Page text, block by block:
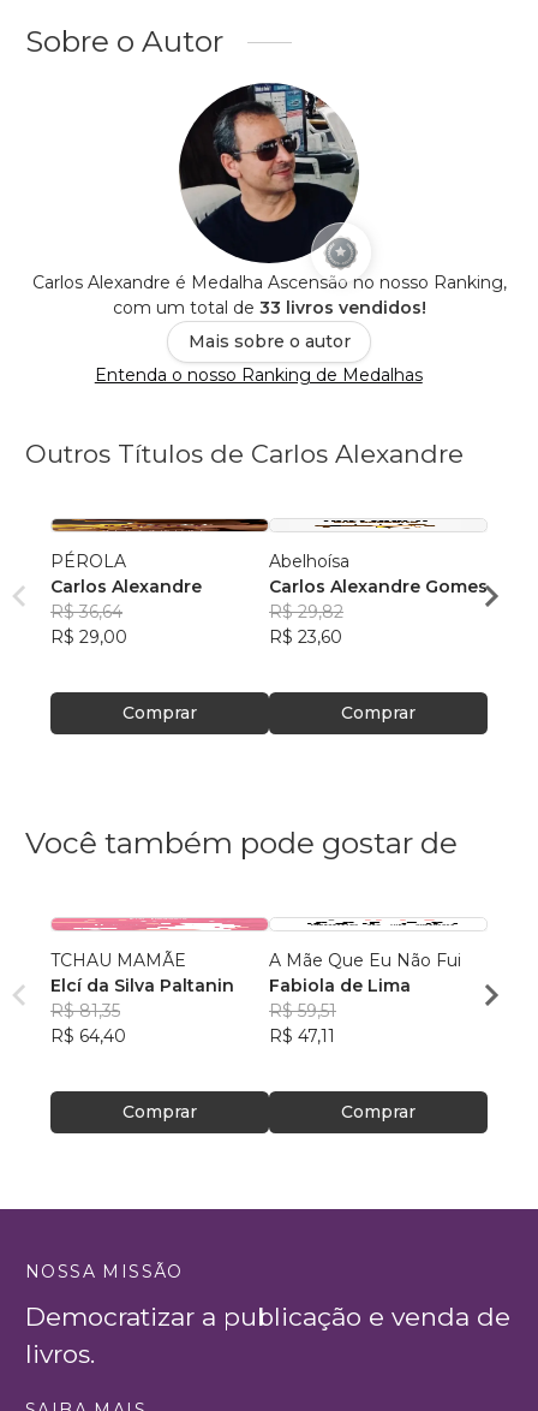
Sobre o Autor
Carlos Alexandre é Medalha Ascensão no nosso Ranking,
com um total de 33 livros vendidos!
Mais sobre o autor
Entenda o nosso Ranking de Medalhas
Outros Títulos de Carlos Alexandre
PÉROLA
Carlos Alexandre
R$ 36,64
R$ 29,00
Comprar
Abelhoísa
Carlos Alexandre Gomes
R$ 29,82
R$ 23,60
Comprar
R$
Você também pode gostar de
TCHAU MAMÃE
Elcí da Silva Paltanin
R$ 81,35
R$ 64,40
Comprar
A Mãe Que Eu Não Fui
Fabiola de Lima
R$ 59,51
R$ 47,11
Comprar
NOSSA MISSÃO
Democratizar a publicação e venda de
livros.